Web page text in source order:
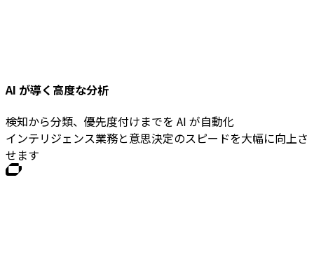
AI が導く高度な分析
検知から分類、優先度付けまでを AI が自動化
インテリジェンス業務と意思決定のスピードを大幅に向上さ
せます